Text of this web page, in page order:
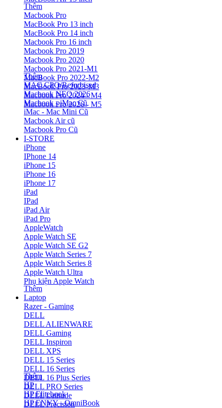
Thêm
Macbook Pro
MacBook Pro 13 inch
MacBook Pro 14 inch
Macbook Pro 16 inch
Macbook Pro 2019
Macbook Pro 2020
Macbook Pro 2021-M1
MacBook Pro 2022-M2
MacBook Pro 2023-M3
Macbook Pro 2024 - M4
Macbook Pro 2026 - M5
Thêm
MAC CPO/Refurbised
Macbook NEO 2026
Macbook - iMac Cũ
iMac - Mac Mini Cũ
Macbook Air cũ
Macbook Pro Cũ
I-STORE
iPhone
IPhone 14
iPhone 15
iPhone 16
iPhone 17
iPad
IPad
iPad Air
iPad Pro
AppleWatch
Apple Watch SE
Apple Watch SE G2
Apple Watch Series 7
Apple Watch Series 8
Apple Watch Ultra
Phụ kiện Apple Watch
Thêm
Laptop
Razer - Gaming
DELL
DELL ALIENWARE
DELL Gaming
DELL Inspiron
DELL XPS
DELL 15 Series
DELL 16 Series
DELL 16 Plus Series
DELL PRO Series
DELL Latitude
DELL Precision
Thêm
HP
HP Elitebook
HP ENVY - OmniBook